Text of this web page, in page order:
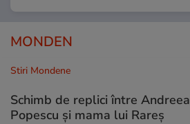
MONDEN
Stiri Mondene
Schimb de replici între Andreea
Popescu și mama lui Rareș